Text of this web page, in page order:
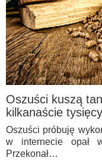
Oszuści kuszą
kilkanaście
Oszuści próbuję
w internecie opał
Przekonał…